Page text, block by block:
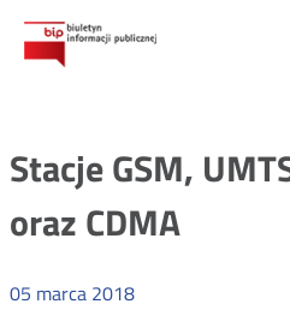
Stacje GSM,
oraz CDMA
05 marca 2018